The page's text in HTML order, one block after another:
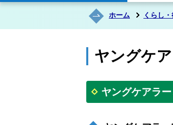
ホーム くらし
ヤングケ
ヤングケアラ